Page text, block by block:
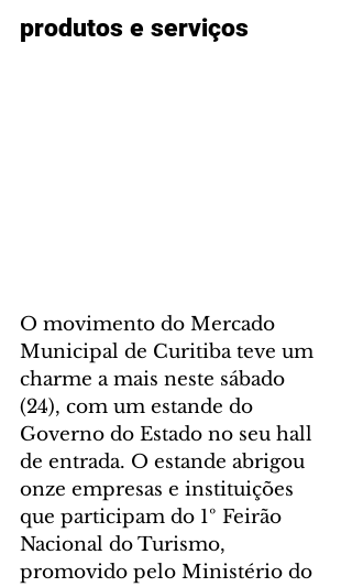
produtos e serviços
O movimento do Mercado
Municipal de Curitiba teve um
charme a mais neste sábado
(24), com um estande do
Governo do Estado no seu hall
de entrada. O estande abrigou
onze empresas e instituições
que participam do 1º Feirão
Nacional do Turismo,
promovido pelo Ministério do